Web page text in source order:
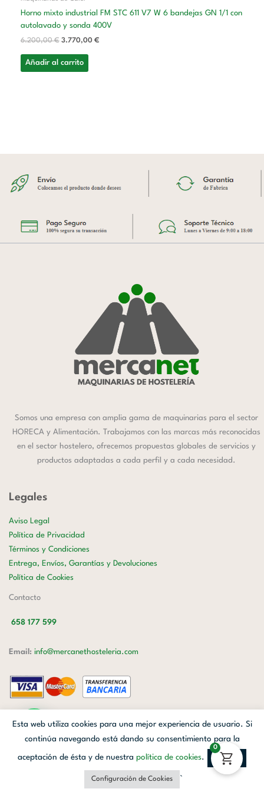
Horno mixto industrial FM STC 611 V7 W 6 bandejas GN 1/1 con
autolavado y sonda 400V
6.200,00€ 3.770,00 €
Añadir al carrito
Somos una empresa con amplia gama de maquinarias para el sector
HORECA y Alimentación. Trabajamos con las marcas más reconocidas
en el sector hostelero, ofrecemos propuestas globales de servicios y
productos adaptadas a cada perfil y a cada necesidad.
Legales
Aviso Legal
Política de Privacidad
Términos y Condiciones
Entrega, Envíos, Garantías y Devoluciones
Política de Cookies
Contacto
658 177 599
Email: info@mercanethosteleria.com
Mercanet © 2026.| Diseñado porAvanzada Digital| Webmaster
Facebook Linkedin Instagram
Esta web utiliza cookies para una mejor experiencia de usuario. Si
continúa navegando está dando su consentimiento para la
aceptación de ésta y de nuestra política de cookies. Aceptar
Configuración de Cookies `
0